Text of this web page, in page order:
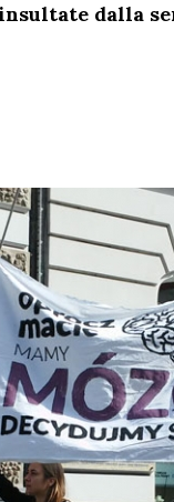
insultate